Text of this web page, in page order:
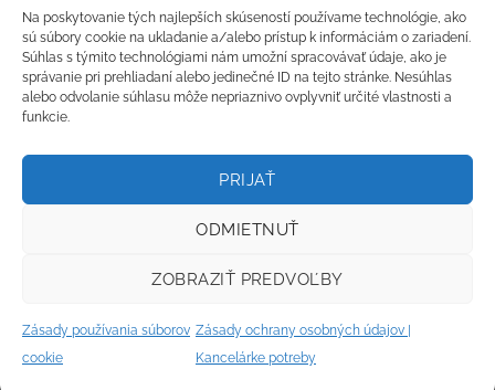
Na poskytovanie tých najlepších skúseností používame technológie, ako
sú súbory cookie na ukladanie a/alebo prístup k informáciám o zariadení.
Súhlas s týmito technológiami nám umožní spracovávať údaje, ako je
správanie pri prehliadaní alebo jedinečné ID na tejto stránke. Nesúhlas
alebo odvolanie súhlasu môže nepriaznivo ovplyvniť určité vlastnosti a
funkcie.
PRIJAŤ
ODMIETNUŤ
ZOBRAZIŤ PREDVOĽBY
Zásady používania súborov
cookie
Zásady ochrany osobných údajov |
Kancelárke potreby
Kancelárske potreby online Košice – Košický kraj:
Gelnica, Košice okolie, Michalovce, Rožňava, Sobrance,
Spišská Nová Ves, Trebišov, Košice . . . a všetky dediny a
ostatné miesta na Slovensku.
Copyright 2026 ©Flatsome Theme